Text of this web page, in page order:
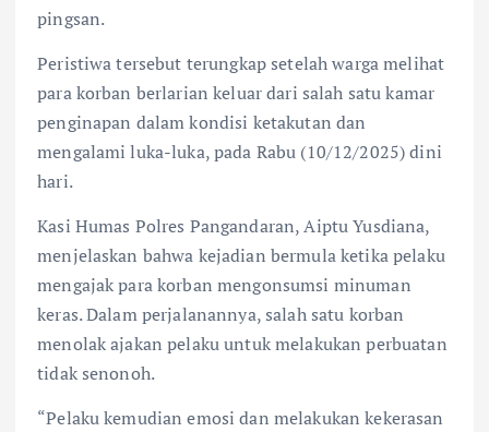
pingsan.
Peristiwa tersebut terungkap setelah warga melihat
para korban berlarian keluar dari salah satu kamar
penginapan dalam kondisi ketakutan dan
mengalami luka-luka, pada Rabu (10/12/2025) dini
hari.
Kasi Humas Polres Pangandaran, Aiptu Yusdiana,
menjelaskan bahwa kejadian bermula ketika pelaku
mengajak para korban mengonsumsi minuman
keras. Dalam perjalanannya, salah satu korban
menolak ajakan pelaku untuk melakukan perbuatan
tidak senonoh.
“Pelaku kemudian emosi dan melakukan kekerasan